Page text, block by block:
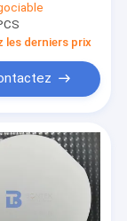
de silice
épais
les derniers prix